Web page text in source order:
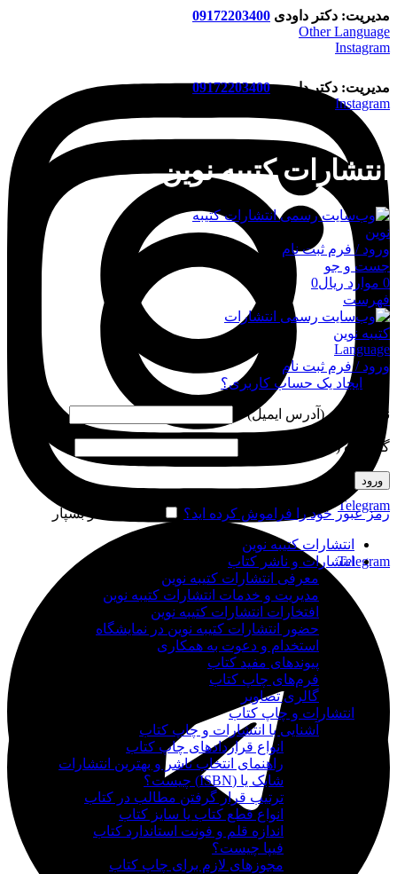
مدیریت: دکتر داودی 09172203400
Other Language
Instagram
Telegram
مدیریت: دکتر داودی09172203400
Instagram
Telegram
انتشارات کتیبه نوین
ورود / فرم ثبت نام
جست و جو
0 موارد ریال0
فهرست
Language
ورود / فرم ثبت نام
ورود
ایجاد یک حساب کاربری؟
نام کاربری (آدرس ایمیل)
گذرواژه (شماره موبایل)
ورود
رمز عبور خود را فراموش کرده اید؟ مرا به خاطر بسپار
انتشارات کتیبه نوین
انتشارات و ناشر کتاب
معرفی انتشارات کتیبه نوین
مدیریت و خدمات انتشارات کتیبه نوین
افتخارات انتشارات کتیبه نوین
حضور انتشارات کتیبه نوین در نمایشگاه‌
استخدام و دعوت به همکاری
پیوندهای مفید کتاب
فرم‌های چاپ کتاب
گالری تصاویر
انتشارات و چاپ کتاب
آشنایی با انتشارات و چاپ کتاب
انواع قراردادهای چاپ کتاب
راهنمای انتخاب ناشر و بهترین انتشارات
شابک یا (ISBN) چیست؟
ترتیب قرار گرفتن مطالب در کتاب
انواع قطع کتاب یا سایز کتاب
اندازه قلم و فونت استاندارد کتاب
فیپا چیست؟
مجوزهای لازم برای چاپ کتاب